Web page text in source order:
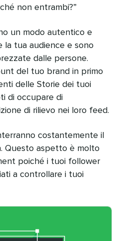
non entrambi?”
un modo autentico e
la tua audience e sono
dalle persone.
del tuo brand in primo
delle Storie dei tuoi
di occupare di
di rilievo nei loro feed.
costantemente il
Questo aspetto è molto
poiché i tuoi follower
a controllare i tuoi